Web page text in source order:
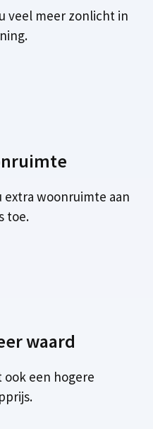
veel meer zonlicht in
extra woonruimte aan
toe.
waard
een hogere